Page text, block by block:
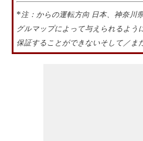
* 注：からの運転方向 日本、神奈川
グルマップによって与えられるよう
保証することができないそして／ま